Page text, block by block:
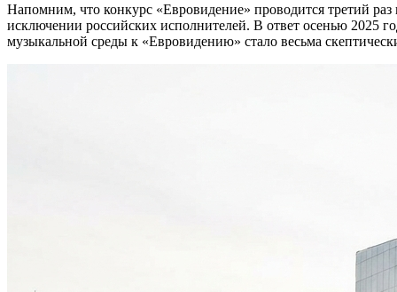
Напомним, что конкурс «Евровидение» проводится третий
исключении российских исполнителей. В ответ осенью 2025
музыкальной среды к «Евровидению» стало весьма